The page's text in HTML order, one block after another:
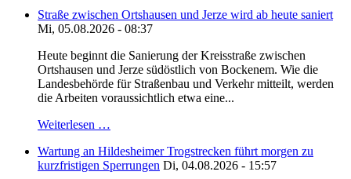
Straße zwischen Ortshausen und Jerze wird ab heute saniert
Mi, 05.08.2026 - 08:37
Heute beginnt die Sanierung der Kreisstraße zwischen
Ortshausen und Jerze südöstlich von Bockenem. Wie die
Landesbehörde für Straßenbau und Verkehr mitteilt, werden
die Arbeiten voraussichtlich etwa eine...
Weiterlesen …
Wartung an Hildesheimer Trogstrecken führt morgen zu
kurzfristigen Sperrungen Di, 04.08.2026 - 15:57